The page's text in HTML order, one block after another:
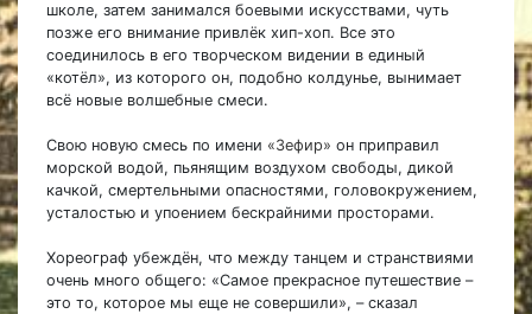
школе, затем занимался боевыми искусствами, чуть
позже его внимание привлёк хип-хоп. Все это
соединилось в его творческом видении в единый
«котёл», из которого он, подобно колдунье, вынимает
всё новые волшебные смеси.
Свою новую смесь по имени «Зефир» он приправил
морской водой, пьянящим воздухом свободы, дикой
качкой, смертельными опасностями, головокружением,
усталостью и упоением бескрайними просторами.
Хореограф убеждён, что между танцем и странствиями
очень много общего: «Самое прекрасное путешествие –
это то, которое мы еще не совершили», – сказал